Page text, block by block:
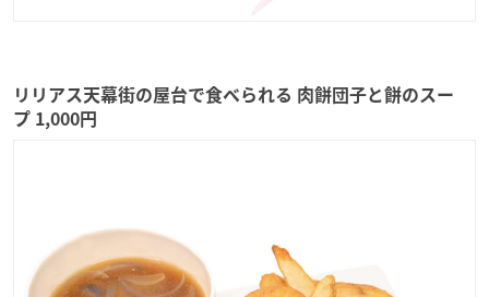
リリアス天幕街の屋台で食べられる 肉餅団子と餅のスー
プ 1,000円